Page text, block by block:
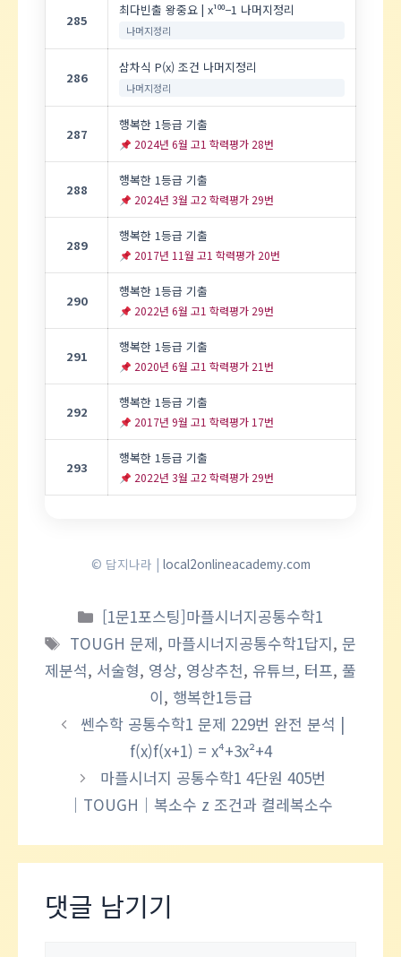
285
최다빈출 왕중요 | x¹⁰⁰−1 나머지정리
나머지정리
286
삼차식 P(x) 조건 나머지정리
나머지정리
287
행복한 1등급 기출
2024년 6월 고1 학력평가 28번
288
행복한 1등급 기출
2024년 3월 고2 학력평가 29번
289
행복한 1등급 기출
2017년 11월 고1 학력평가 20번
290
행복한 1등급 기출
2022년 6월 고1 학력평가 29번
291
행복한 1등급 기출
2020년 6월 고1 학력평가 21번
292
행복한 1등급 기출
2017년 9월 고1 학력평가 17번
293
행복한 1등급 기출
2022년 3월 고2 학력평가 29번
© 답지나라 | local2onlineacademy.com
카
테
고
리
[1문1포스팅]마플시너지공통수학1
태
그
TOUGH 문제, 마플시너지공통수학1답지, 문
제분석, 서술형, 영상, 영상추천, 유튜브, 터프, 풀
이, 행복한1등급
쎈수학 공통수학1 문제 229번 완전 분석 |
f(x)f(x+1) = x⁴+3x²+4
마플시너지 공통수학1 4단원 405번
│TOUGH│복소수 z 조건과 켤레복소수
댓글 남기기